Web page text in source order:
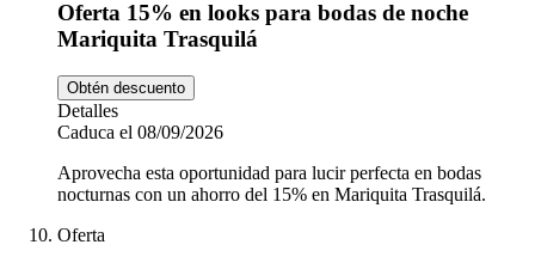
Oferta 15% en looks para bodas de noche
Mariquita Trasquilá
Obtén descuento
Detalles
Caduca el 08/09/2026
Aprovecha esta oportunidad para lucir perfecta en bodas
nocturnas con un ahorro del 15% en Mariquita Trasquilá.
Oferta